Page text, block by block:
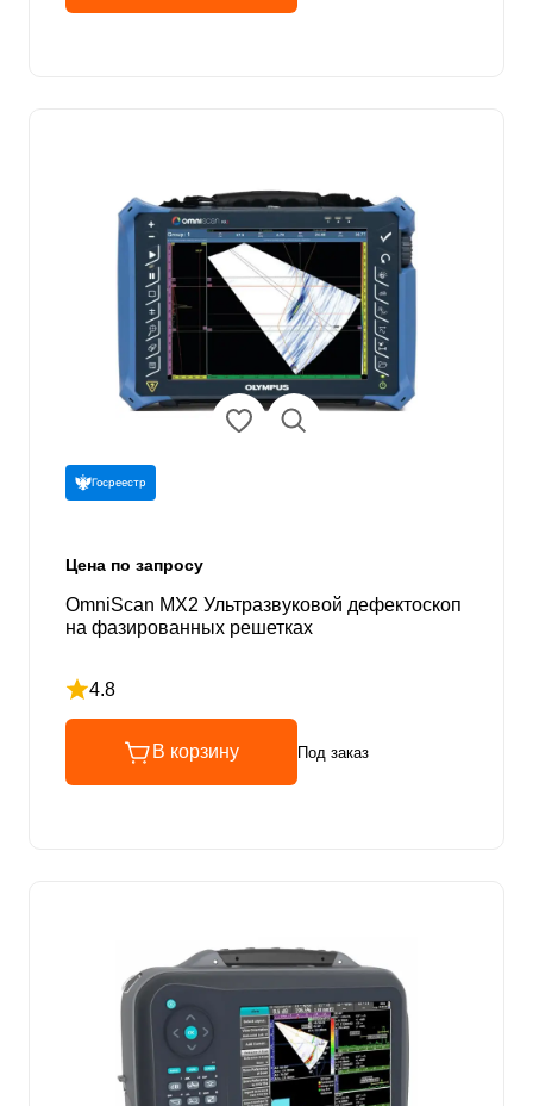
Госреестр
Цена по запросу
OmniScan MX2 Ультразвуковой дефектоскоп
на фазированных решетках
4.8
Рейтинг 4.8 из 5
В корзину Под заказ